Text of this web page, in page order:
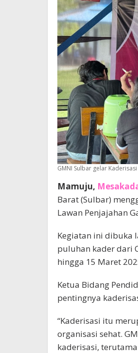
GMNI Sulbar gelar
Mamuju,
Barat (Sulbar)
Lawan Penjajahan
Kegiatan ini dibuka
puluhan kader dari
hingga 15 Maret
Ketua Bidang
pentingnya
“Kaderisasi itu
organisasi sehat.
kaderisasi,